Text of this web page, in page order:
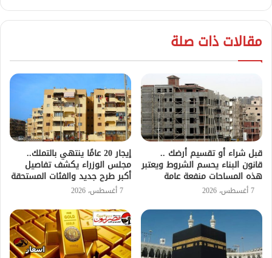
مقالات ذات صلة
قبل شراء أو تقسيم أرضك ..
قانون البناء يحسم الشروط ويعتبر
هذه المساحات منفعة عامة
7 أغسطس، 2026
إيجار 20 عامًا ينتهي بالتملك..
مجلس الوزراء يكشف تفاصيل
أكبر طرح جديد والفئات المستحقة
7 أغسطس، 2026